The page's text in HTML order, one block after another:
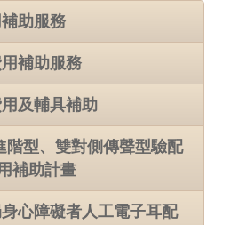
助服務
補助服務
及輔具補助
階型、雙對側傳聲型驗配
補助計畫
心障礙者人工電子耳配